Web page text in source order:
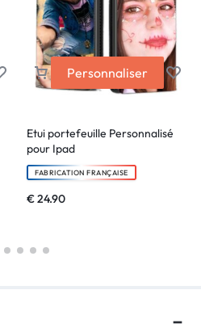
Personnaliser
Etui portefeuille Personnalisé
pour Ipad
FABRICATION FRANÇAISE
€24.90